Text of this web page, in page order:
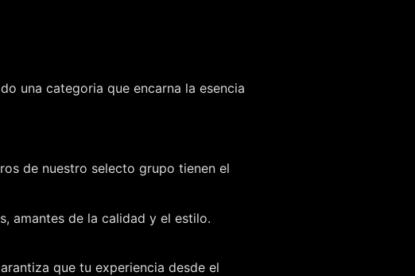
una categoria que encarna la esencia
de nuestro selecto grupo tienen el
amantes de la calidad y el estilo.
que tu experiencia desde el